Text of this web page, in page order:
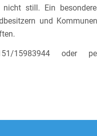
nicht still. Ein
und
15983944 oder